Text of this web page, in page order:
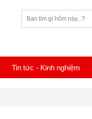
Tin tức - Kinh nghiệm